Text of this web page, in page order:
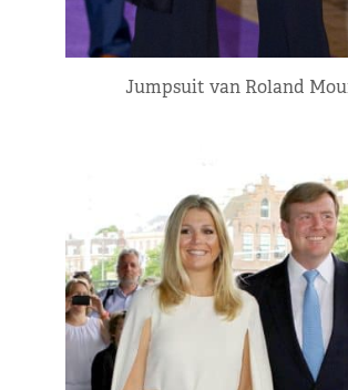
Jumpsuit van Roland